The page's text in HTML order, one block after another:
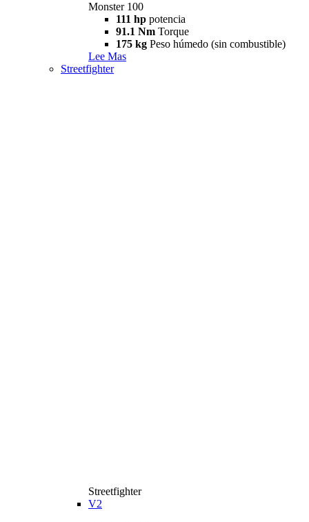
Monster 100
111 hp potencia
91.1 Nm Torque
175 kg Peso húmedo (sin combustible)
Lee Mas
Streetfighter
Streetfighter
V2